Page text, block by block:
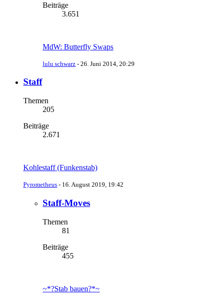
Beiträge
3.651
MdW: Butterfly Swaps
lulu schwarz - 26. Juni 2014, 20:29
Staff
Themen
205
Beiträge
2.671
Kohlestaff (Funkenstab)
Pyrometheus - 16. August 2019, 19:42
Staff-Moves
Themen
81
Beiträge
455
~*?Stab bauen?*~